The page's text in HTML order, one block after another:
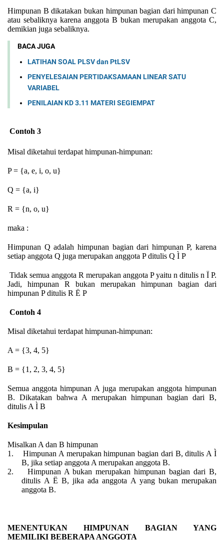
Himpunan B dikatakan bukan himpunan bagian dari himpunan C
atau sebaliknya karena anggota B bukan merupakan anggota C,
demikian juga sebaliknya.
BACA JUGA
LATIHAN SOAL PLSV dan PtLSV
PENYELESAIAN PERTIDAKSAMAAN LINEAR SATU
VARIABEL
PENILAIAN KD 3.11 MATERI SEGIEMPAT
Contoh 3
Misal diketahui terdapat himpunan-himpunan:
P = {a, e, i, o, u}
Q = {a, i}
R = {n, o, u}
maka :
Himpunan Q adalah himpunan bagian dari himpunan P, karena
setiap anggota Q juga merupakan anggota P ditulis Q Ì P
Tidak semua anggota R merupakan anggota P yaitu n ditulis n Ï P.
Jadi, himpunan R bukan merupakan himpunan bagian dari
himpunan P ditulis R Ë P
Contoh 4
Misal diketahui terdapat himpunan-himpunan:
A = {3, 4, 5}
B = {1, 2, 3, 4, 5}
Semua anggota himpunan A juga merupakan anggota himpunan
B. Dikatakan bahwa A merupakan himpunan bagian dari B,
ditulis AÌ B
Kesimpulan
Misalkan A dan B himpunan
1.
Himpunan A merupakan himpunan bagian dari B, ditulis AÌ
B, jika setiap anggota A merupakan anggota B.
2.
Himpunan A bukan merupakan himpunan bagian dari B,
ditulis A Ë B, jika ada anggota A yang bukan merupakan
anggota B.
MENENTUKAN HIMPUNAN BAGIAN YANG
MEMILIKI BEBERAPA ANGGOTA